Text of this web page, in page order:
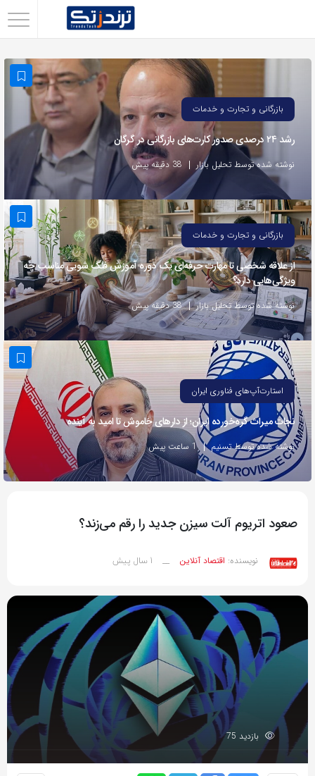
استفاده
روش‌های
زیر
می‌توانید
این
صفحه
را
با
دوستان
خود
به
اشتراک
بگذارید.
کپی
لینک
بازرگانی و تجارت و خدمات
رشد ۲۴ درصدی صدور کارت‌های بازرگانی در گرگان
نوشته شده توسط تحلیل بازار 38 دقیقه پیش
بازرگانی و تجارت و خدمات
از علاقه شخصی تا مهارت حرفه‌ای یک دوره آموزش فنگ شویی مناسب چه
ویژگی‌هایی دارد؟
نوشته شده توسط تحلیل بازار 38 دقیقه پیش
استارت‌آپ‌های فناوری ایران
نجات میراث گره‌خورده ایران؛ از دارهای خاموش تا امید به آینده
نوشته شده توسط تسنیم 1 ساعت پیش
صعود اتریوم آلت ‌سیزن جدید را رقم می‌زند؟
نویسنده: اقتصاد آنلاین __ 1 سال پیش
بازدید 75